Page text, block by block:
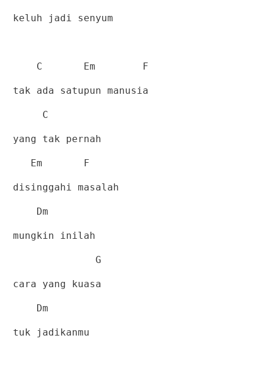
keluh jadi senyum
C Em F
tak ada satupun manusia
C
yang tak pernah
Em F
disinggahi masalah
Dm
mungkin inilah
G
cara yang kuasa
Dm
tuk jadikanmu